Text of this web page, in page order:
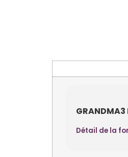
GRANDMA3
Détail de la